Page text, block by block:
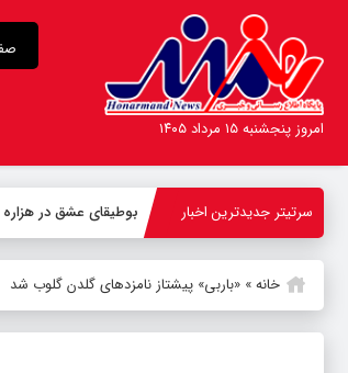
امروز پنجشنبه ۱۵ مرداد ۱۴۰۵
سرتیتر جدیدترین اخبار بوطیقای عشق در
خانه» «باربی» پیشتاز نامزدهای گلدن گلوب شد